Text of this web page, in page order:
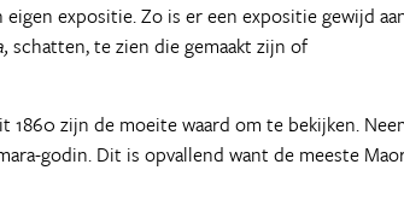
expositie. Zo is er een expositie gewijd
schatten, te zien die gemaakt zijn of
zijn de moeite waard om te bekijken.
godin. Dit is opvallend want de meeste